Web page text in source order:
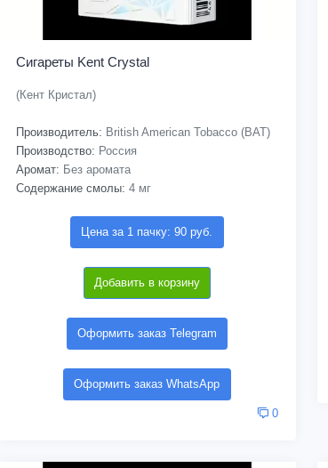
Сигареты Kent Crystal
(Кент Кристал)
Производитель: British American Tobacco (BAT)
Производство: Россия
Аромат: Без аромата
Содержание смолы: 4 мг
Цена за 1 пачку: 90 руб.
Добавить в корзину
Оформить заказ Telegram
Оформить заказ WhatsApp
0